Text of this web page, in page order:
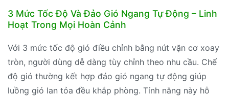
3 Mức Tốc Độ Và Đảo Gió Ngang Tự Động – Linh
Hoạt Trong Mọi Hoàn Cảnh
Với 3 mức tốc độ gió điều chỉnh bằng nút vặn cơ xoay
tròn, người dùng dễ dàng tùy chỉnh theo nhu cầu. Chế
độ gió thường kết hợp đảo gió ngang tự động giúp
luồng gió lan tỏa đều khắp phòng. Tính năng này hỗ